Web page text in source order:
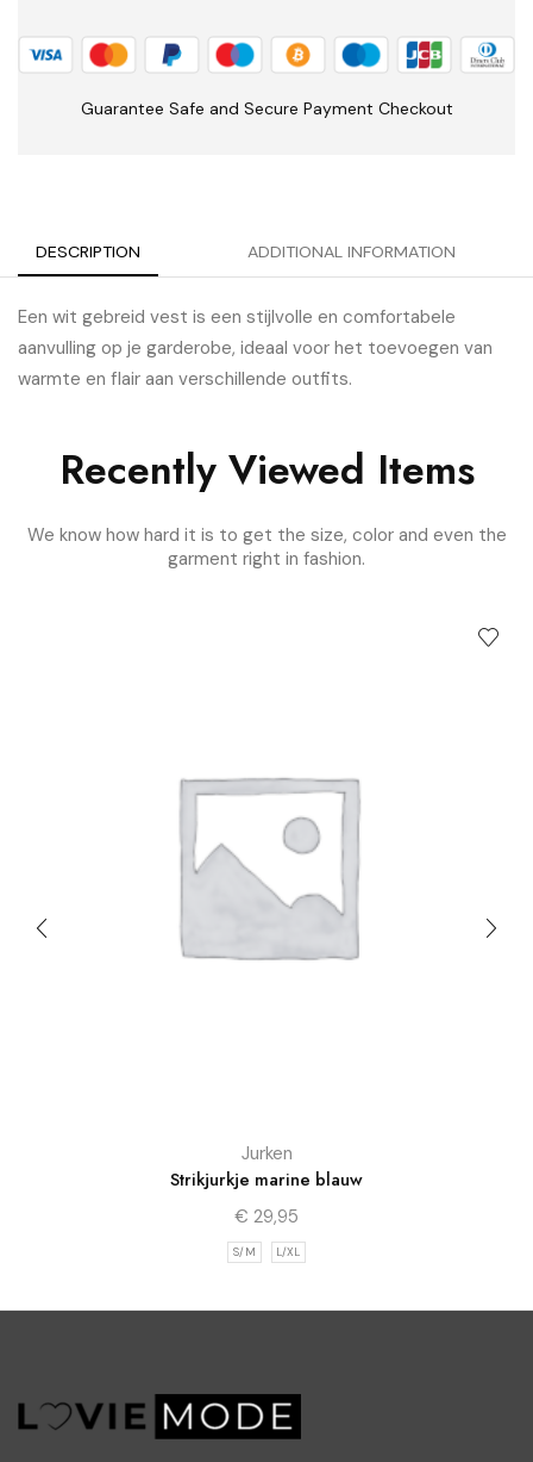
Guarantee Safe and Secure Payment Checkout
DESCRIPTION ADDITIONAL INFORMATION
Een wit gebreid vest is een stijlvolle en comfortabele
aanvulling op je garderobe, ideaal voor het toevoegen van
warmte en flair aan verschillende outfits.
Recently Viewed Items
We know how hard it is to get the size, color and even the
garment right in fashion.
Jurken
Strikjurkje marine blauw
€ 29,95
S/M L/XL